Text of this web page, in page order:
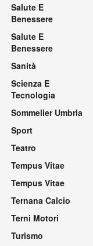
Salute E
Benessere
Salute E
Benessere
Sanità
Scienza E
Tecnologia
Sommelier Umbria
Sport
Teatro
Tempus Vitae
Tempus Vitae
Ternana Calcio
Terni Motori
Turismo